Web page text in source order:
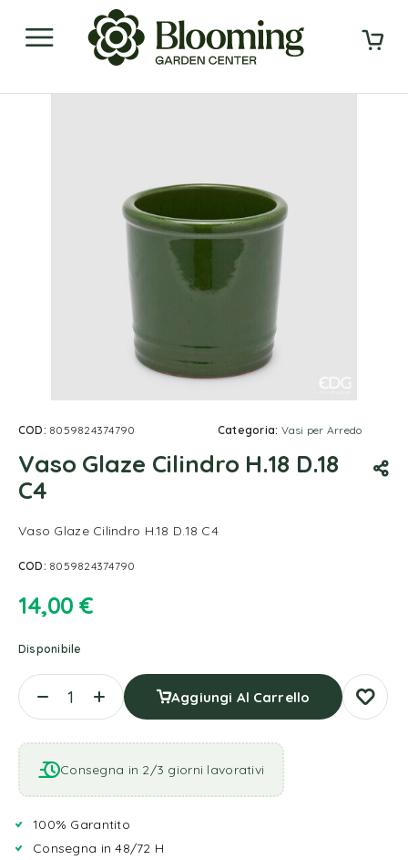
COD: 8059824374790 Categoria: Vasi per Arredo
Vaso Glaze Cilindro H.18 D.18
C4
Vaso Glaze Cilindro H.18 D.18 C4
COD: 8059824374790
14,00 €
Disponibile
Aggiungi Al Carrello
Consegna in 2/3 giorni lavorativi
100% Garantito
Consegna in 48/72 H